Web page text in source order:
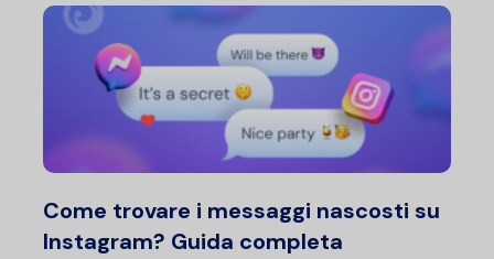
Come trovare i messaggi nascosti su
Instagram? Guida completa